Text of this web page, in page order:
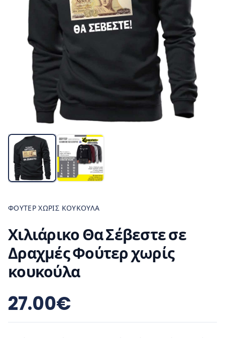
ΦΟΎΤΕΡ ΧΩΡΊΣ ΚΟΥΚΟΎΛΑ
Χιλιάρικο Θα Σέβεστε σε
Δραχμές Φούτερ χωρίς
κουκούλα
27.00€